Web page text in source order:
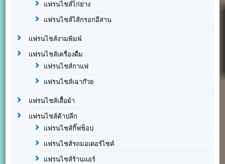
แฟรนไชส์ไก่ย่าง
แฟรนไชส์ไส้กรอกอีสาน
แฟรนไชส์งามพิมพ์
แฟรนไชส์เครื่องดื่ม
แฟรนไชส์กาแฟ
แฟรนไชส์เฉาก๊วย
แฟรนไชส์เสื้อผ้า
แฟรนไชส์ค้าปลีก
แฟรนไชส์กิ๊ฟช็อป
แฟรนไชส์รถมอเตอร์ไซค์
แฟรนไชส์ร้านแอร์